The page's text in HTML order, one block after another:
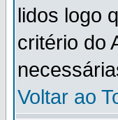
lidos logo
critério do
Voltar ao